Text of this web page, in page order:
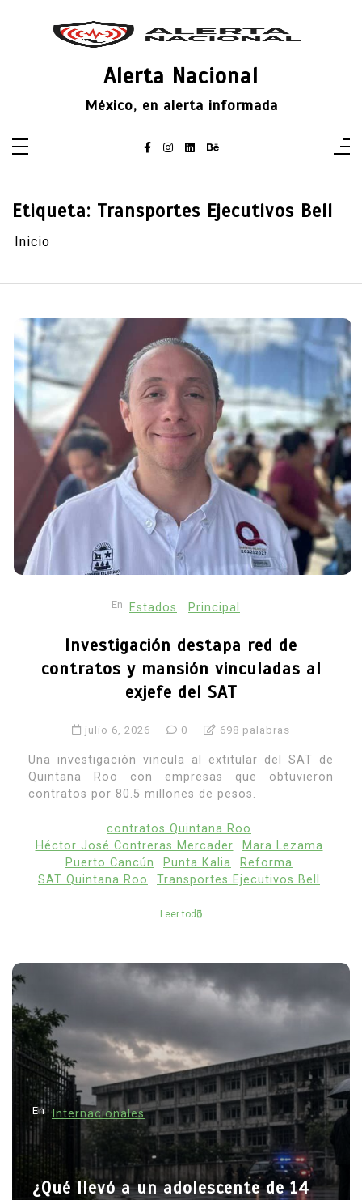
Alerta Nacional
México, en alerta informada
Etiqueta: Transportes Ejecutivos Bell
Inicio
En Estados Principal
Investigación destapa red de
contratos y mansión vinculadas al
exjefe del SAT
julio 6, 2026 0 698 palabras
Una investigación vincula al extitular del SAT de
Quintana Roo con empresas que obtuvieron
contratos por 80.5 millones de pesos.
contratos Quintana Roo
Héctor José Contreras Mercader
Mara Lezama
Puerto Cancún
Punta Kalia
Reforma
SAT Quintana Roo
Transportes Ejecutivos Bell
Leer todo
En Internacionales
¿Qué llevó a un adolescente de 14